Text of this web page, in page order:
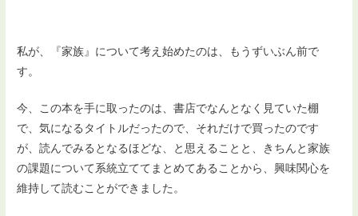
私が、『家族』について考え始めたのは、もうずいぶん前で
す。
今、この本を手に取ったのは、書店でなんとなく見ていた棚
で、気になるタイトルだったので、それだけで買ったのです
が、読んでみるとなるほどな、と思えることと、きちんと家族
の課題について系統立ててまとめてあることから、興味関心を
維持して読むことができました。